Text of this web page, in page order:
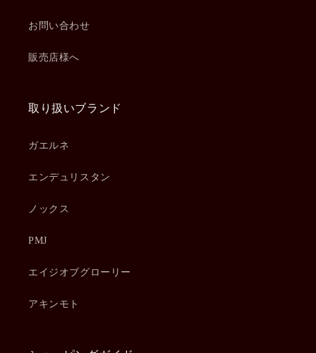
お問い合わせ
販売店様へ
取り扱いブランド
ガエルネ
エンデュリスタン
ノックス
PMJ
エイジオブグローリー
アキンモト